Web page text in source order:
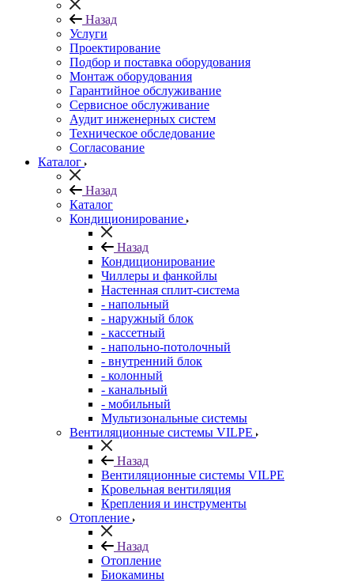
Назад
Услуги
Проектирование
Подбор и поставка оборудования
Монтаж оборудования
Гарантийное обслуживание
Сервисное обслуживание
Аудит инженерных систем
Техническое обследование
Согласование
Каталог
Назад
Каталог
Кондиционирование
Назад
Кондиционирование
Чиллеры и фанкойлы
Настенная сплит-система
- напольный
- наружный блок
- кассетный
- напольно-потолочный
- внутренний блок
- колонный
- канальный
- мобильный
Мультизональные системы
Вентиляционные системы VILPE
Назад
Вентиляционные системы VILPE
Кровельная вентиляция
Крепления и инструменты
Отопление
Назад
Отопление
Биокамины